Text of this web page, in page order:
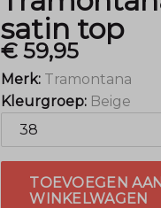
satin top
€ 59,95
Merk: Tramontana
Kleurgroep: Beige
TOEVOEGEN
WINKELWAGEN